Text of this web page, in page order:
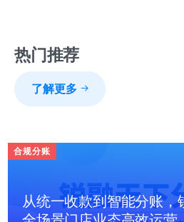
了解更多
全场景门店业态高效运营
05 8 月 2026